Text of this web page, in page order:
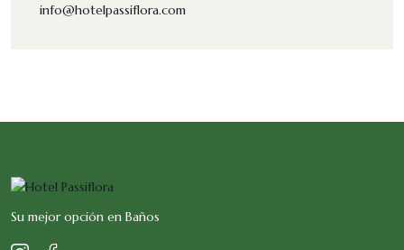
info@hotelpassiflora.com
Su mejor opción en Baños